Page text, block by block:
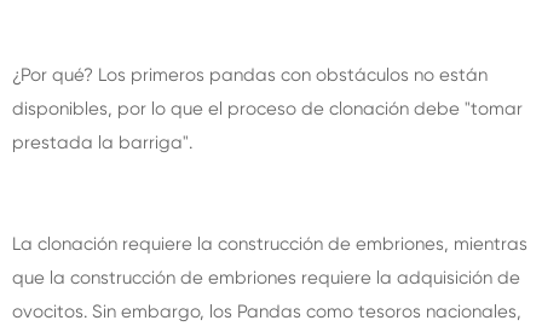
¿Por qué? Los primeros pandas con obstáculos no están
disponibles, por lo que el proceso de clonación debe "tomar
prestada la barriga".
La clonación requiere la construcción de embriones, mientras
que la construcción de embriones requiere la adquisición de
ovocitos. Sin embargo, los Pandas como tesoros nacionales,